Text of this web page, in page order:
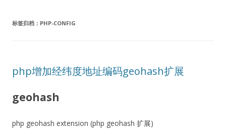
标签归档： PHP-CONFIG
php增加经纬度地址编码geohash扩展
geohash
php geohash extension (php geohash 扩展)